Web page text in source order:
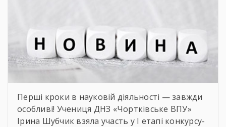
Перші кроки в науковій діяльності — завжди
особливі! Учениця ДНЗ «Чортківське ВПУ»
Ірина Шубчик взяла участь у І етапі конкурсу-